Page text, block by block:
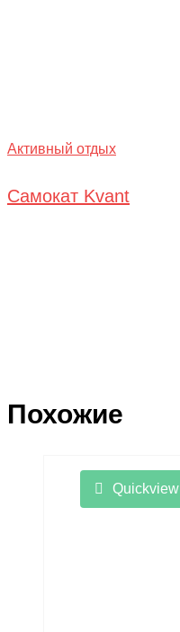
Активный отдых
Самокат Kvant
Похожие
Quickview